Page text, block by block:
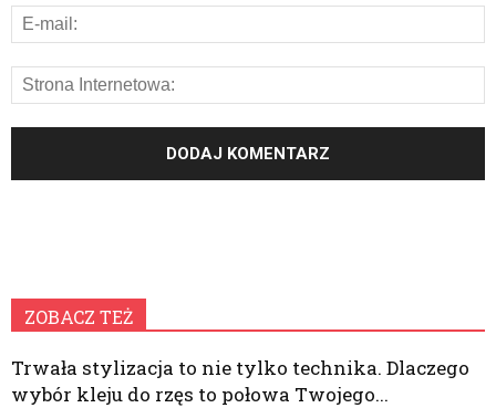
ZOBACZ TEŻ
Trwała stylizacja to nie tylko technika. Dlaczego
wybór kleju do rzęs to połowa Twojego...